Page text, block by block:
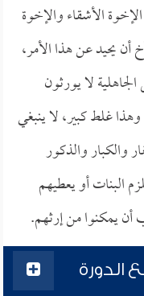
يعني: الإخوة الأشقاء والإخوة
يحيد عن هذا الأمر،
لا يورثون
غلط كبير، لا ينبغي
والكبار والذكور
البنات أو يعطيهم
يمكنوا من إرثهم.
الدورة